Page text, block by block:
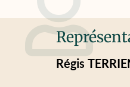
Régis